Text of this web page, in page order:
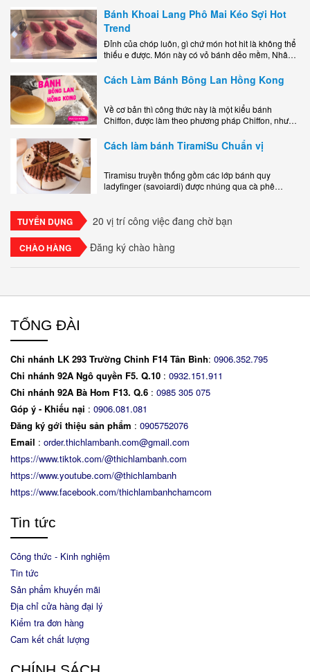
Bánh Khoai Lang Phô Mai Kéo Sợi Hot
Trend
Đỉnh của chóp luôn, gì chứ món hot hit là không thể
thiếu e được. Món này có vỏ bánh dẻo mềm, Nhân
Cách Làm Bánh Bông Lan Hồng Kong
Về cơ bản thì công thức này là một kiểu bánh
Chiffon, được làm theo phương pháp Chiffon, nhưng
ngon, làm..
Cách làm bánh TiramiSu Chuẩn vị
Tiramisu truyền thống gồm các lớp bánh quy
ladyfinger (savoiardi) được nhúng qua cà phê
TUYỂN DỤNG 20 vị trí công việc đang chờ bạn
CHÀO HÀNG Đăng ký chào hàng
TỔNG ĐÀI
Chi nhánh LK 293 Trường Chinh F14 Tân Bình: 0906.352.795
Chi nhánh 92A Ngô quyền F5. Q.10 : 0932.151.911
Chi nhánh 92A Bà Hom F13. Q.6 : 0985 305 075
Góp ý - Khiếu nại : 0906.081.081
Đăng ký gới thiệu sản phẩm : 0905752076
Email : order.thichlambanh.com@gmail.com
https://www.tiktok.com/@thichlambanh.com
https://www.youtube.com/@thichlambanh
https://www.facebook.com/thichlambanhchamcom
Tin tức
Công thức - Kinh nghiệm
Tin tức
Sản phẩm khuyến mãi
Địa chỉ cửa hàng đại lý
Kiểm tra đơn hàng
Cam kết chất lượng